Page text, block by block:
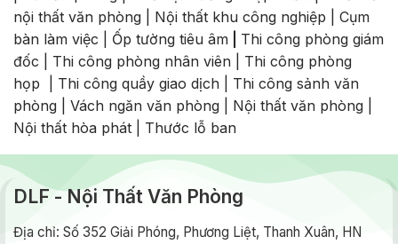
nội thất văn phòng
Nội thất khu công nghiệp
Cụm
bàn làm việc
Ốp tường tiêu âm
Thi công phòng giám
đốc
Thi công phòng nhân viên
Thi công phòng
họp
Thi công quầy giao dịch
Thi công sảnh văn
phòng
Vách ngăn văn phòng Nội thất văn phòng
Nội thất hòa phát
Thước lỗ ban
DLF - Nội Thất Văn Phòng
Địa chỉ: Số 352 Giải Phóng, Phương Liệt, Thanh Xuân, HN